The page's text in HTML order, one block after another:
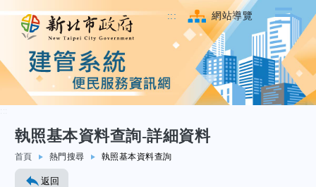
::: 網站導覽
跳至主要內容
執照基本資料查詢-詳細資料
首頁 熱門搜尋 執照基本資料查詢
返回